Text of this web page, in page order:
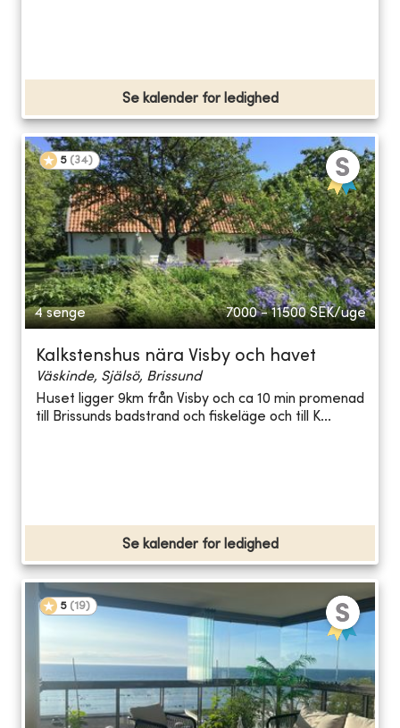
Se kalender for ledighed
5 (34)
4 senge 7000 - 11500 SEK/uge
Kalkstenshus nära Visby och havet
Väskinde, Själsö, Brissund
Huset ligger 9km från Visby och ca 10 min promenad
till Brissunds badstrand och fiskeläge och till K...
Se kalender for ledighed
5 (19)